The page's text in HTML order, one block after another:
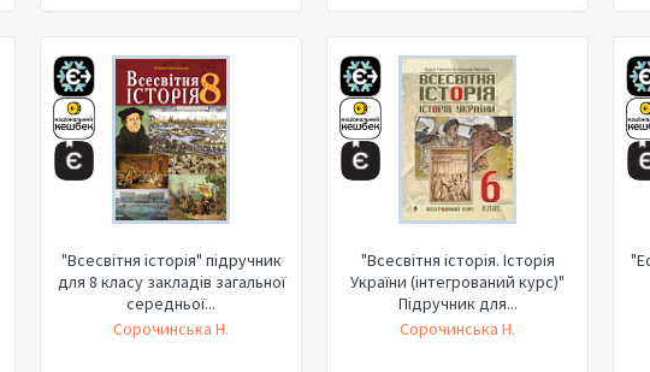
"Всесвітня історія" підручник
для 8 класу закладів загальної
середньої...
Сорочинська Н.
"Всесвітня історія. Історія
України (інтегрований курс)"
Підручник для...
Сорочинська Н.